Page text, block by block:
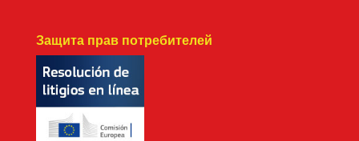
Защита прав потребителей